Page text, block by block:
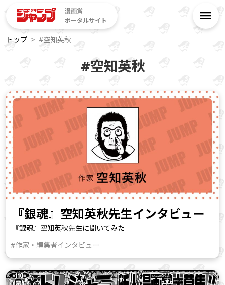
漫画賞
ポータルサイト
トップ #空知英秋
#空知英秋
『銀魂』空知英秋先生インタビュー
『銀魂』空知英秋先生に聞いてみた
#作家・編集者インタビュー